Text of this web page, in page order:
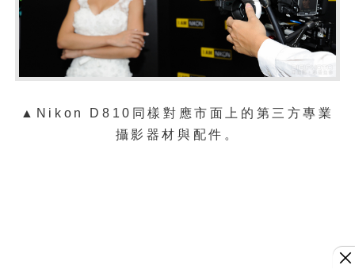
▲ Nikon D810同樣對應市面上的第三方專業
攝影器材與配件。